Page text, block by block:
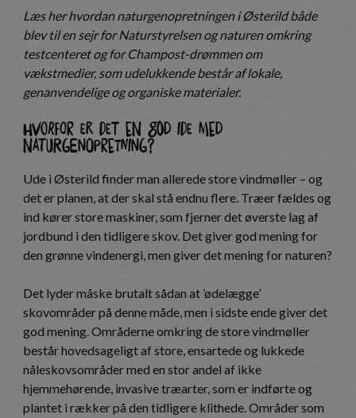
Læs her hvordan naturgenopretningen i Østerild både
blev til en sejr for Naturstyrelsen og naturen omkring
testcenteret og for Champost-drømmen om
vækstmedier, som udelukkende består af lokale,
genanvendelige og organiske materialer.
Hvorfor er det en god ide med
naturgenopretning?
Ude i Østerild finder man allerede store vindmøller – og
det er planen, at der skal stå endnu flere. Træer fældes og
ind kører store maskiner, som fjerner det øverste lag af
jordbund i den tidligere skov. Det giver god mening for
den grønne vindenergi, men giver det mening for naturen?
Det lyder måske brutalt sådan at ’ødelægge’
skovområder på denne måde, men i sidste ende giver det
god mening. Områderne omkring de store vindmøller
består hovedsageligt af store, ensartede og lukkede
nåleskovsområder med en stor andel af ikke
hjemmehørende, invasive træarter, som er indførte og
plantet i rækker på den tidligere klithede. Områder som